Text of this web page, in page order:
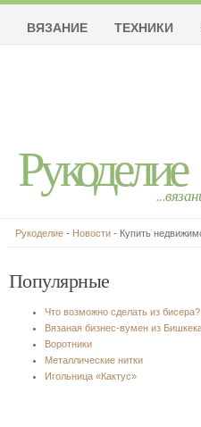
Рукоделие
ВЯЗАНИЕ ТЕХНИКИ
Рукоделие - Новости - Купить
Популярные
Что возможно сделать из
Вязаная бизнес-вумен из
Воротники
Металлические нитки
Игольница «Кактус»